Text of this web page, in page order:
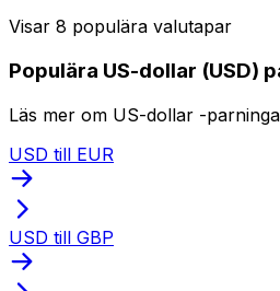
Visar 8 populära valutapar
Populära US-dollar (USD)
Läs mer om US-dollar -
USD till EUR
USD till GBP